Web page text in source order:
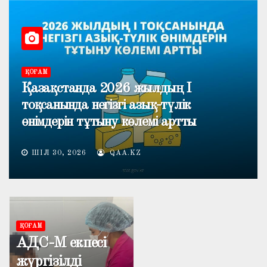
ҚОҒАМ
Қазақстанда 2026 жылдың I
тоқсанында негізгі азық-түлік
өнімдерін тұтыну көлемі артты
ШІЛ 30, 2026 QAA.KZ
ҚОҒАМ
АДС-М екпесі
жүргізілді